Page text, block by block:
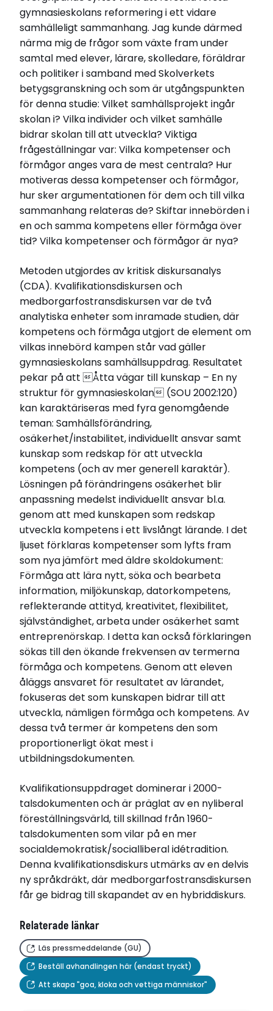
Institutionen för pedagogik och didaktik
Forskningsmiljö
GU – Göteborgs universitet
Relaterade länkar
Läs pressmeddelande (GU)
Beställ avhandlingen här (endast tryckt)
Att skapa "goa, kloka och vettiga människor"
gymnasieskolans reformering i ett vidare
samhälleligt sammanhang. Jag kunde därmed
närma mig de frågor som växte fram under
samtal med elever, lärare, skolledare, föräldrar
och politiker i samband med Skolverkets
betygsgranskning och som är utgångspunkten
för denna studie: Vilket samhällsprojekt ingår
skolan i? Vilka individer och vilket samhälle
bidrar skolan till att utveckla? Viktiga
frågeställningar var: Vilka kompetenser och
förmågor anges vara de mest centrala? Hur
motiveras dessa kompetenser och förmågor,
hur sker argumentationen för dem och till vilka
sammanhang relateras de? Skiftar innebörden i
en och samma kompetens eller förmåga över
tid? Vilka kompetenser och förmågor är nya?
Metoden utgjordes av kritisk diskursanalys
(CDA). Kvalifikationsdiskursen och
medborgarfostransdiskursen var de två
analytiska enheter som inramade studien, där
kompetens och förmåga utgjort de element om
vilkas innebörd kampen står vad gäller
gymnasieskolans samhällsuppdrag. Resultatet
pekar på att Åtta vägar till kunskap – En ny
struktur för gymnasieskolan (SOU 2002:120)
kan karaktäriseras med fyra genomgående
teman: Samhällsförändring,
osäkerhet/instabilitet, individuellt ansvar samt
kunskap som redskap för att utveckla
kompetens (och av mer generell karaktär).
Lösningen på förändringens osäkerhet blir
anpassning medelst individuellt ansvar bl.a.
genom att med kunskapen som redskap
utveckla kompetens i ett livslångt lärande. I det
ljuset förklaras kompetenser som lyfts fram
som nya jämfört med äldre skoldokument:
Förmåga att lära nytt, söka och bearbeta
information, miljökunskap, datorkompetens,
reflekterande attityd, kreativitet, flexibilitet,
självständighet, arbeta under osäkerhet samt
entreprenörskap. I detta kan också förklaringen
sökas till den ökande frekvensen av termerna
förmåga och kompetens. Genom att eleven
åläggs ansvaret för resultatet av lärandet,
fokuseras det som kunskapen bidrar till att
utveckla, nämligen förmåga och kompetens. Av
dessa två termer är kompetens den som
proportionerligt ökat mest i
utbildningsdokumenten.
Kvalifikationsuppdraget dominerar i 2000-
talsdokumenten och är präglat av en nyliberal
föreställningsvärld, till skillnad från 1960-
talsdokumenten som vilar på en mer
socialdemokratisk/socialliberal idétradition.
Denna kvalifikationsdiskurs utmärks av en delvis
ny språkdräkt, där medborgarfostransdiskursen
får ge bidrag till skapandet av en hybriddiskurs.
Relaterade länkar
Läs pressmeddelande (GU)
Beställ avhandlingen här (endast tryckt)
Att skapa "goa, kloka och vettiga människor"